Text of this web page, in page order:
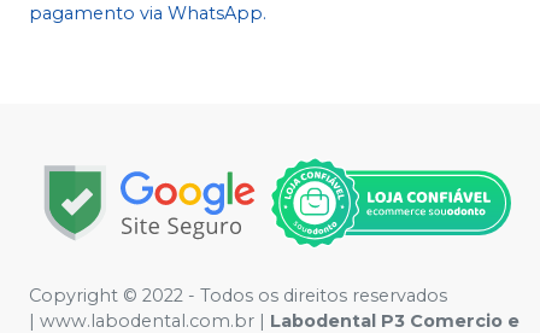
pagamento via WhatsApp.
Copyright © 2022 - Todos os direitos reservados
| www.labodental.com.br | Labodental P3 Comercio e